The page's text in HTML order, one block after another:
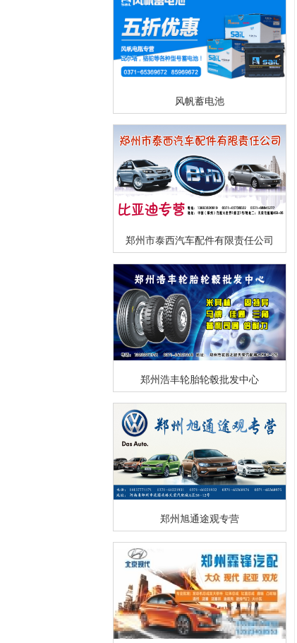
风帆蓄电池
郑州市泰西汽车配件有限责任公司
郑州浩丰轮胎轮毂批发中心
郑州旭通途观专营